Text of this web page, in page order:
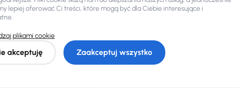
Automat +5 kolejnych
rata
106 000 zł
cena z
Cena po obniżce
110 000 zł
Najniższa cena z
30 dni przed
obniżką
lepiej oferować Ci treści, które mogą być dla Ciebie interesujące i
plikami cookie
akceptuję Zaakceptuj wszystko